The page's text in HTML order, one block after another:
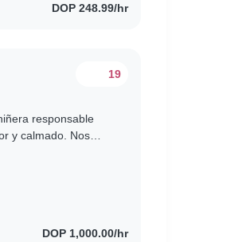
DOP 248.99/hr
19
responsable
y calmado. Nos
DOP 1,000.00/hr